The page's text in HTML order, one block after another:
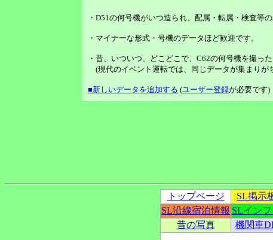
・D51の何号機がいつ造られ、配属・転属・検査等
・マイナーな形式・号機のデータほど歓迎です。
・昔、いついつ、どこどこで、C62の何号機を撮っ
(現代のイベント運転では、同じデータが集まりが
■新しいデータを追加する (ユーザー登録が必要です)
トップページ SL掲示
SL沿線宿泊情報 SLインフ
昔の写真
機関車